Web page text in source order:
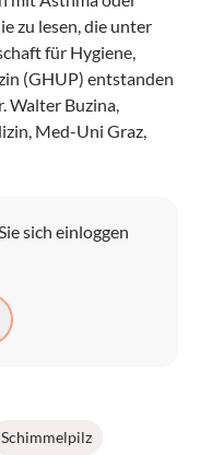
zu lesen, die unter
für Hygiene,
(GHUP) entstanden
Walter Buzina,
Med-Uni Graz,
sich einloggen
Schimmelpilz